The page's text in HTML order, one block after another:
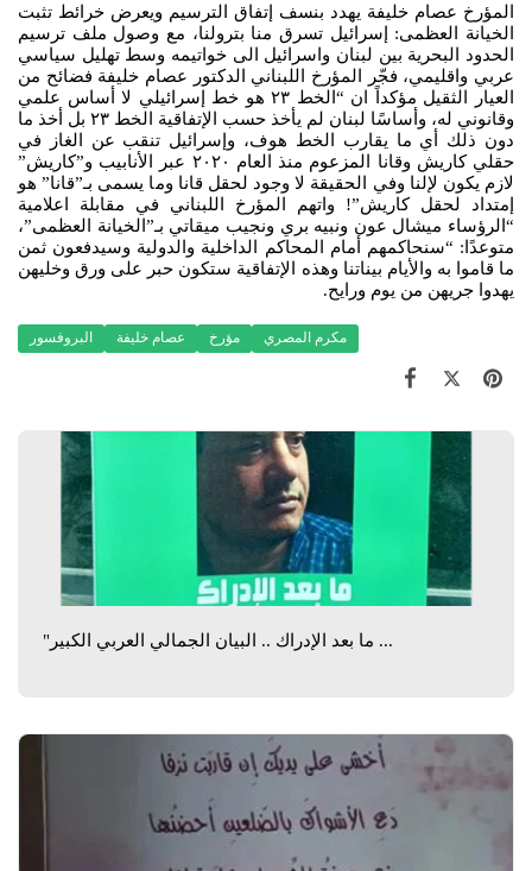
المؤرخ عصام خليفة يهدد بنسف إتفاق الترسيم ويعرض خرائط تثبت
الخيانة العظمى: إسرائيل تسرق منا بترولنا، مع وصول ملف ترسيم
الحدود البحرية بين لبنان واسرائيل الى خواتيمه وسط تهليل سياسي
عربي واقليمي، فجّر المؤرخ اللبناني الدكتور عصام خليفة فضائح من
العيار الثقيل مؤكداً ان “الخط ٢٣ هو خط إسرائيلي لا أساس علمي
وقانوني له، وأساسًا لبنان لم يأخذ حسب الإتفاقية الخط ٢٣ بل أخذ ما
دون ذلك أي ما يقارب الخط هوف، وإسرائيل تنقب عن الغاز في
حقلي كاريش وقانا المزعوم منذ العام ٢٠٢٠ عبر الأنابيب و”كاريش”
لازم يكون لإلنا وفي الحقيقة لا وجود لحقل قانا وما يسمى بـ”قانا” هو
إمتداد لحقل كاريش”! واتهم المؤرخ اللبناني في مقابلة اعلامية
“الرؤساء ميشال عون ونبيه بري ونجيب ميقاتي بـ”الخيانة العظمى”،
متوعدًا: “سنحاكمهم أمام المحاكم الداخلية والدولية وسيدفعون ثمن
ما قاموا به والأيام بيناتنا وهذه الإتفاقية ستكون حبر على ورق وخليهن
يهدوا جريهن من يوم ورايح.
البروفسور عصام خليفة مؤرخ مكرم المصري
"ما بعد الإدراك .. البيان الجمالي العربي الكبير ...